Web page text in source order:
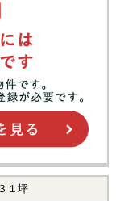
１坪